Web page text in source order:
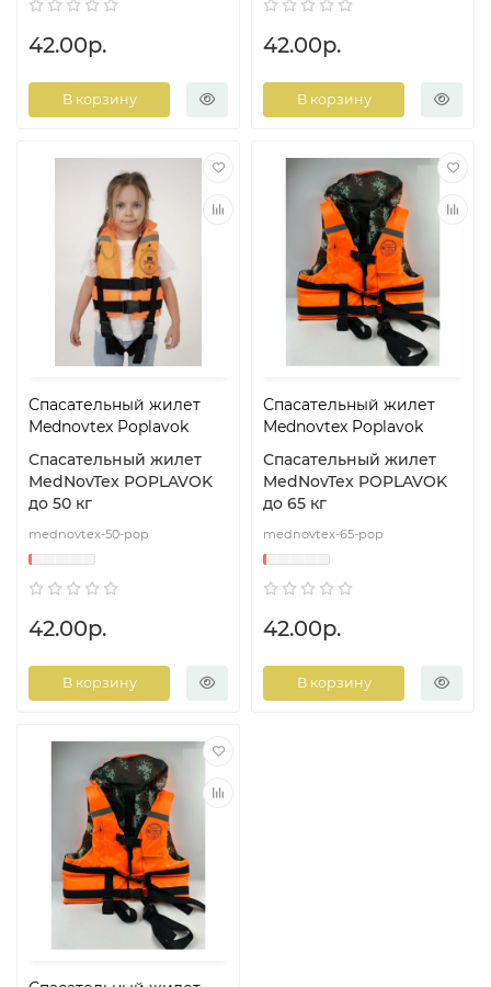
42.00р.
В корзину
42.00р.
В корзину
Спасательный жилет
Mednovtex Poplavok
Спасательный жилет
MedNovTex POPLAVOK
до 50 кг
mednovtex-50-pop
42.00р.
В корзину
Спасательный жилет
Mednovtex Poplavok
Спасательный жилет
MedNovTex POPLAVOK
до 65 кг
mednovtex-65-pop
42.00р.
В корзину